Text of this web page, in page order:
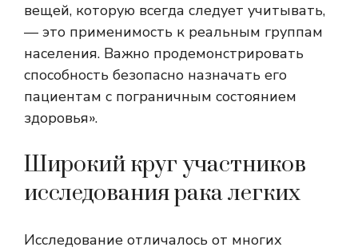
вещей, которую всегда следует учитывать,
— это применимость к реальным группам
населения. Важно продемонстрировать
способность безопасно назначать его
пациентам с пограничным состоянием
здоровья».
Широкий круг участников
исследования рака легких
Исследование отличалось от многих